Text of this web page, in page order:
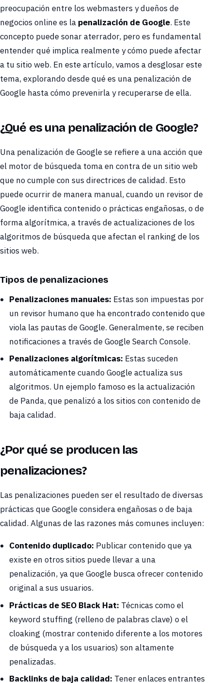
preocupación entre los webmasters y dueños de
negocios online es la penalización de Google. Este
concepto puede sonar aterrador, pero es fundamental
entender qué implica realmente y cómo puede afectar
a tu sitio web. En este artículo, vamos a desglosar este
tema, explorando desde qué es una penalización de
Google hasta cómo prevenirla y recuperarse de ella.
¿Qué es una penalización de Google?
Una penalización de Google se refiere a una acción que
el motor de búsqueda toma en contra de un sitio web
que no cumple con sus directrices de calidad. Esto
puede ocurrir de manera manual, cuando un revisor de
Google identifica contenido o prácticas engañosas, o de
forma algorítmica, a través de actualizaciones de los
algoritmos de búsqueda que afectan el ranking de los
sitios web.
Tipos de penalizaciones
Penalizaciones manuales: Estas son impuestas por
un revisor humano que ha encontrado contenido que
viola las pautas de Google. Generalmente, se reciben
notificaciones a través de Google Search Console.
Penalizaciones algorítmicas: Estas suceden
automáticamente cuando Google actualiza sus
algoritmos. Un ejemplo famoso es la actualización
de Panda, que penalizó a los sitios con contenido de
baja calidad.
¿Por qué se producen las
penalizaciones?
Las penalizaciones pueden ser el resultado de diversas
prácticas que Google considera engañosas o de baja
calidad. Algunas de las razones más comunes incluyen:
Contenido duplicado: Publicar contenido que ya
existe en otros sitios puede llevar a una
penalización, ya que Google busca ofrecer contenido
original a sus usuarios.
Prácticas de SEO Black Hat: Técnicas como el
keyword stuffing (relleno de palabras clave) o el
cloaking (mostrar contenido diferente a los motores
de búsqueda y a los usuarios) son altamente
penalizadas.
Backlinks de baja calidad: Tener enlaces entrantes